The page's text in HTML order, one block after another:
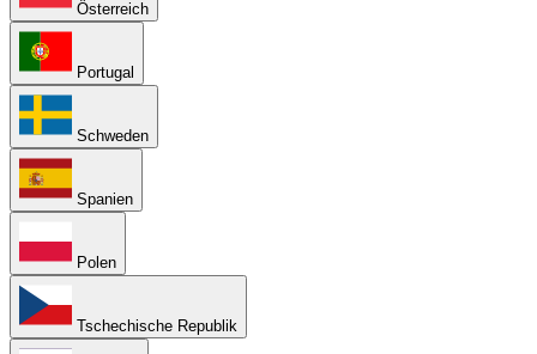
Österreich
Portugal
Schweden
Spanien
Polen
Tschechische Republik